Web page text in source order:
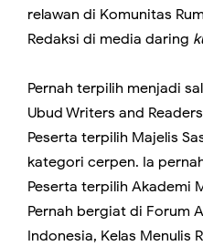
relawan di Komunitas
Redaksi di media daring
Pernah terpilih menjadi
Ubud Writers and
Peserta terpilih Majelis
kategori cerpen. Ia
Peserta terpilih Akademi
Pernah bergiat di Forum
Indonesia, Kelas Menulis